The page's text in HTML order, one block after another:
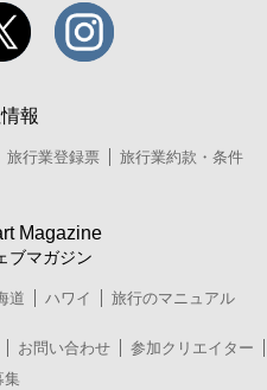
報
旅行業登録票 旅行業約款・条件
Magazine
ブマガジン
道 ハワイ 旅行のマニュアル
お問い合わせ
参加クリエイター
集